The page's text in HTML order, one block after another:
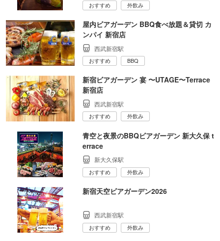
おすすめ 外飲み
屋内ビアガーデン BBQ食べ放題＆貸切 カ
ンパイ 新宿店
西武新宿駅
おすすめ BBQ
新宿ビアガーデン 宴 〜UTAGE〜Terrace
新宿店
西武新宿駅
おすすめ 外飲み
青空と夜景のBBQビアガーデン 新大久保 t
errace
新大久保駅
おすすめ 外飲み
新宿天空ビアガーデン2026
西武新宿駅
おすすめ 外飲み